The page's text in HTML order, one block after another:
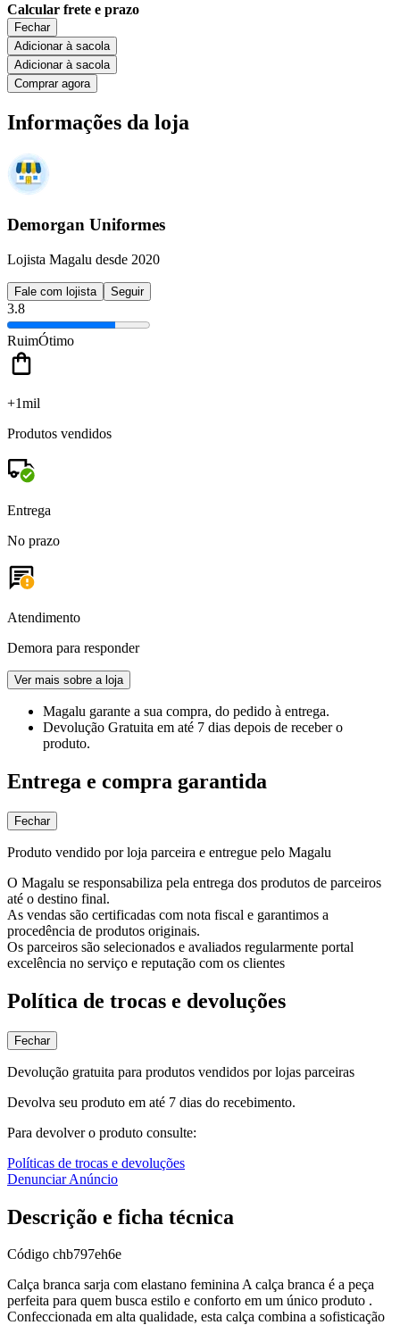
Calcular frete e prazo
Fechar
Adicionar à sacola
Adicionar à sacola
Comprar agora
Informações da loja
Demorgan Uniformes
Lojista Magalu desde 2020
Fale com lojista Seguir
3.8
RuimÓtimo
+1mil
Produtos vendidos
Entrega
No prazo
Atendimento
Demora para responder
Ver mais sobre a loja
Magalu garante a sua compra, do pedido à entrega.
Devolução Gratuita em até 7 dias depois de receber o
produto.
Entrega e compra garantida
Fechar
Produto vendido por loja parceira e entregue pelo Magalu
O Magalu se responsabiliza pela entrega dos produtos de parceiros
até o destino final.
As vendas são certificadas com nota fiscal e garantimos a
procedência de produtos originais.
Os parceiros são selecionados e avaliados regularmente portal
excelência no serviço e reputação com os clientes
Política de trocas e devoluções
Fechar
Devolução gratuita para produtos vendidos por lojas parceiras
Devolva seu produto em até 7 dias do recebimento.
Para devolver o produto consulte:
Políticas de trocas e devoluções
Denunciar Anúncio
Descrição e ficha técnica
Código chb797eh6e
Calça branca sarja com elastano feminina A calça branca é a peça
perfeita para quem busca estilo e conforto em um único produto .
Confeccionada em alta qualidade, esta calça combina a sofisticação